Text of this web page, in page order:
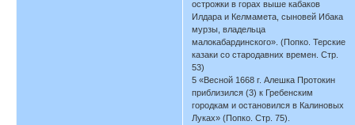
острожки в горах выше кабаков
Илдара и Келмамета, сыновей Ибака
мурзы, владельца
малокабардинского». (Попко. Терские
казаки со стародавних времен. Стр.
53)
5 «Весной 1668 г. Алешка Протокин
приблизился (3) к Гребенским
городкам и остановился в Калиновых
Луках» (Попко. Стр. 75).